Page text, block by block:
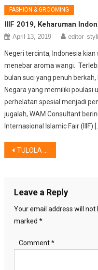
FASHION & GROOMING
IIIF 2019, Keharuman
April 13, 2019
Negeri tercinta, Indonesia
menebar aroma wangi.
bulan suci yang penuh
Negara yang memiliki poulasi
perhelatan spesial menjadi
jugalah, WAM Consultant
Internasional lslamic Fair (IIIF)
Post
TULOLA – BCA – PERTAMINA, Hadirkan KAWAN NUSANTARA “IDENTITAS”
Leave a Reply
Your email address will not
marked *
Comment*